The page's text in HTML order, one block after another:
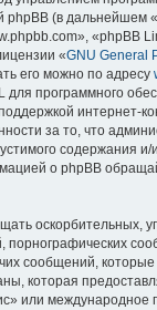
phpBB (в дальнейшем
«phpBB
«GNU General
его можно по адресу
для программного
интернет-
за то, что
содержания
о phpBB
оскорбительных,
порнографических
сообщений, которые
которая
или международное